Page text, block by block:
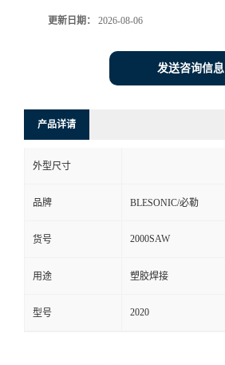
更新日期： 2026-08-06
发送咨询信息
产品详请
外型尺寸
品牌 BLESONIC/必勒
货号 2000SAW
用途 塑胶焊接
型号 2020